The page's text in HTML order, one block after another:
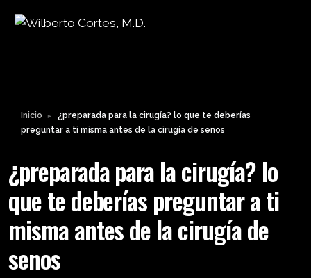
Leyendo:
lo que te deberías preguntar
Inicio ►
¿preparada para la cirugía? lo que te deberías
preguntar a ti misma antes de la cirugía de senos
¿preparada para la cirugía? lo
que te deberías preguntar a ti
misma antes de la cirugía de
senos